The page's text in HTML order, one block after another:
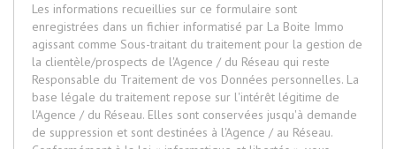
Les informations recueillies sur ce formulaire sont
enregistrées dans un fichier informatisé par La Boite Immo
agissant comme Sous-traitant du traitement pour la gestion de
la clientèle/prospects de l'Agence / du Réseau qui reste
Responsable du Traitement de vos Données personnelles. La
base légale du traitement repose sur l'intérêt légitime de
l'Agence / du Réseau. Elles sont conservées jusqu'à demande
de suppression et sont destinées à l'Agence / au Réseau.